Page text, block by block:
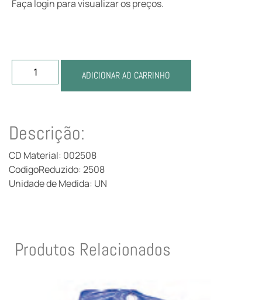
Faça login para visualizar os preços.
ADICIONAR AO CARRINHO
Descrição:
CD Material: 002508
CodigoReduzido: 2508
Unidade de Medida: UN
Produtos Relacionados